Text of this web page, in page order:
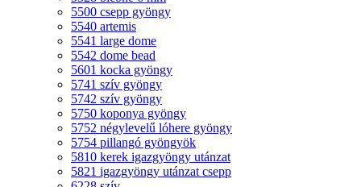
5500 csepp gyöngy
5540 artemis
5541 large dome
5542 dome bead
5601 kocka gyöngy
5741 szív gyöngy
5742 szív gyöngy
5750 koponya gyöngy
5752 négylevelű lóhere gyöngy
5754 pillangó gyöngyök
5810 kerek igazgyöngy utánzat
5821 igazgyöngy utánzat csepp